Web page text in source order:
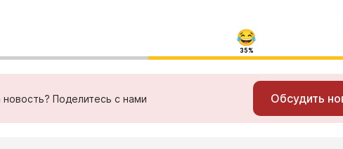
35%
новость? Поделитесь с нами Обсудить